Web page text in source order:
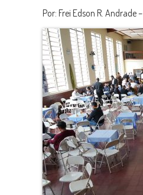
Por: Frei Edson R. Andrade